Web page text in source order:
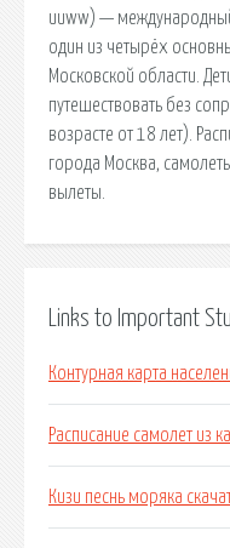
uuww) —
один из четырёх
Московской области.
путешествовать без
возрасте от 18 лет).
города Москва,
вылеты.
Links to Important
Контурная карта
Расписание самолет из
Кизи песнь моряка